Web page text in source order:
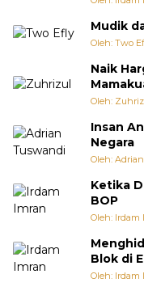
Mudik
Oleh: Two
Naik
Oleh:
Insan
Negara
Oleh:
Ketika
BOP
Oleh: Irdam
Blok di
Oleh: Irdam